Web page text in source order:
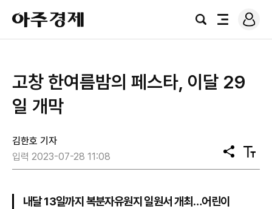
아
주
경
검
전
로
그
고창 한여름밤의 페스타, 이달 29
일 개막
김한호 기자
입력 2023-07-28 11:08
공
유
텍
스
내달 13일까지 복분자유원지 일원서 개최…어린이